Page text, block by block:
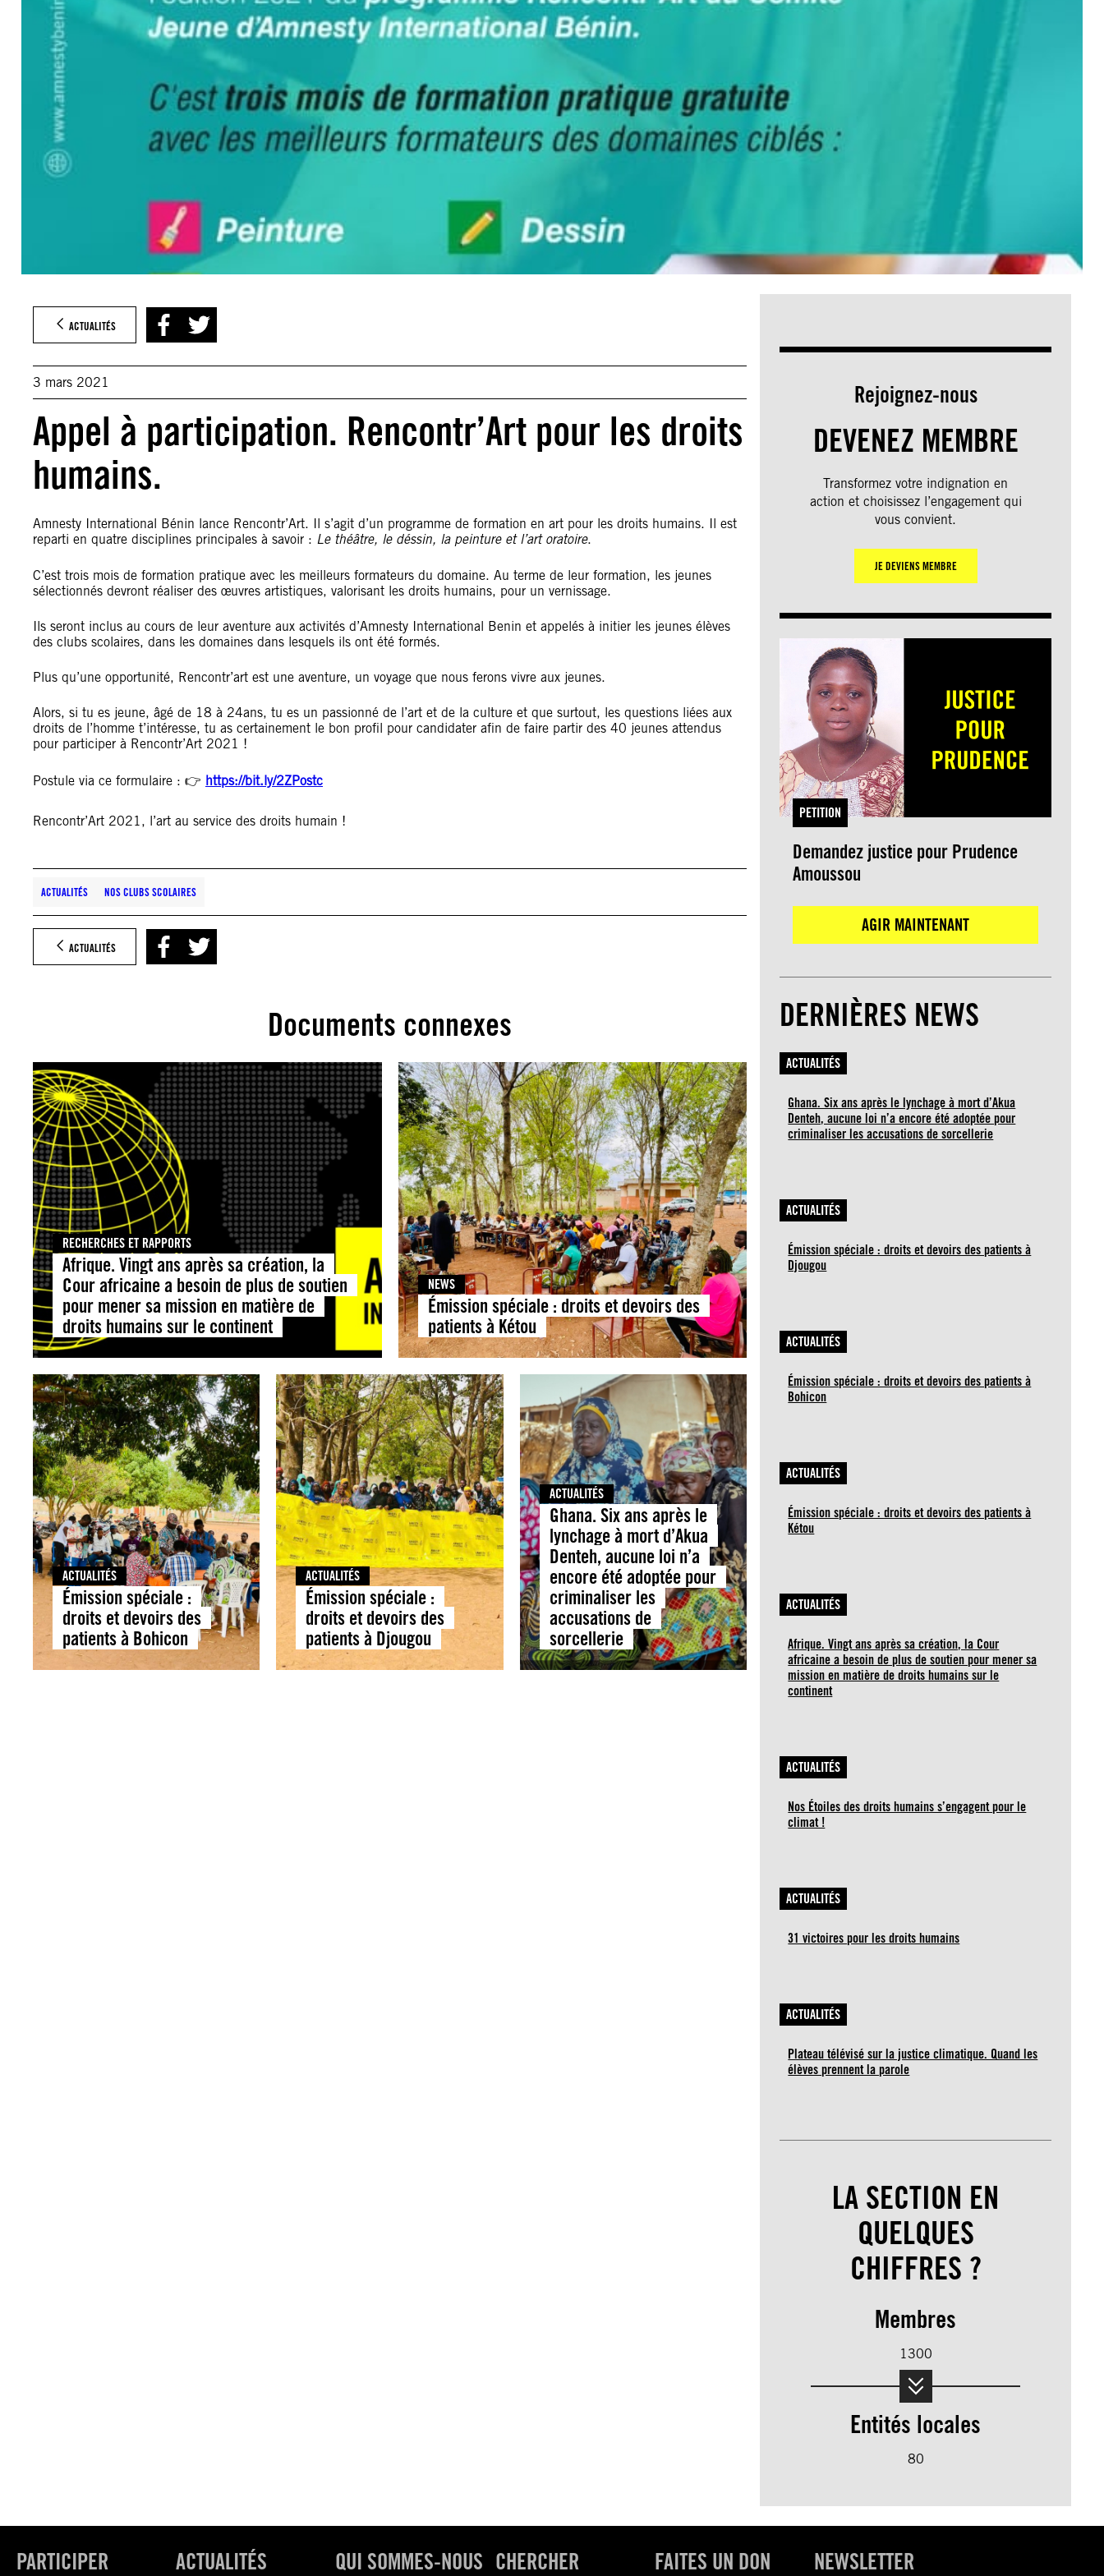
ACTUALITÉS
3 mars 2021
Appel à participation. Rencontr’Art pour les droits
humains.
Amnesty International Bénin lance Rencontr’Art. Il s’agit d’un programme de formation en art pour les droits humains. Il est
reparti en quatre disciplines principales à savoir : Le théâtre, le déssin, la peinture et l’art oratoire.
C’est trois mois de formation pratique avec les meilleurs formateurs du domaine. Au terme de leur formation, les jeunes
sélectionnés devront réaliser des œuvres artistiques, valorisant les droits humains, pour un vernissage.
Ils seront inclus au cours de leur aventure aux activités d’Amnesty International Benin et appelés à initier les jeunes élèves
des clubs scolaires, dans les domaines dans lesquels ils ont été formés.
Plus qu’une opportunité, Rencontr’art est une aventure, un voyage que nous ferons vivre aux jeunes.
Alors, si tu es jeune, âgé de 18 à 24ans, tu es un passionné de l’art et de la culture et que surtout, les questions liées aux
droits de l’homme t’intéresse, tu as certainement le bon profil pour candidater afin de faire partir des 40 jeunes attendus
pour participer à Rencontr’Art 2021 !
Postule via ce formulaire : 👉 https://bit.ly/2ZPostc
Rencontr’Art 2021, l’art au service des droits humain !
ACTUALITÉS NOS CLUBS SCOLAIRES
ACTUALITÉS
Documents connexes
RECHERCHES ET RAPPORTS
Afrique. Vingt ans après sa création, la
Cour africaine a besoin de plus de soutien
pour mener sa mission en matière de
droits humains sur le continent
NEWS
Émission spéciale : droits et devoirs des
patients à Kétou
ACTUALITÉS
Émission spéciale :
droits et devoirs des
patients à Bohicon
ACTUALITÉS
Émission spéciale :
droits et devoirs des
patients à Djougou
ACTUALITÉS
Ghana. Six ans après le
lynchage à mort d’Akua
Denteh, aucune loi n’a
encore été adoptée pour
criminaliser les
accusations de
sorcellerie
Rejoignez-nous
DEVENEZ MEMBRE
Transformez votre indignation en
action et choisissez l’engagement qui
vous convient.
JE DEVIENS MEMBRE
PETITION
Demandez justice pour Prudence
Amoussou
AGIR MAINTENANT
DERNIÈRES NEWS
ACTUALITÉS
Ghana. Six ans après le lynchage à mort d’Akua
Denteh, aucune loi n’a encore été adoptée pour
criminaliser les accusations de sorcellerie
ACTUALITÉS
Émission spéciale : droits et devoirs des patients à
Djougou
ACTUALITÉS
Émission spéciale : droits et devoirs des patients à
Bohicon
ACTUALITÉS
Émission spéciale : droits et devoirs des patients à
Kétou
ACTUALITÉS
Afrique. Vingt ans après sa création, la Cour
africaine a besoin de plus de soutien pour mener sa
mission en matière de droits humains sur le
continent
ACTUALITÉS
Nos Étoiles des droits humains s’engagent pour le
climat !
ACTUALITÉS
31 victoires pour les droits humains
ACTUALITÉS
Plateau télévisé sur la justice climatique. Quand les
élèves prennent la parole
LA SECTION EN
QUELQUES
CHIFFRES ?
Membres
1300
Entités locales
80
PARTICIPER ACTUALITÉS
QUI SOMMES-NOUS CHERCHER FAITES UN DON NEWSLETTER